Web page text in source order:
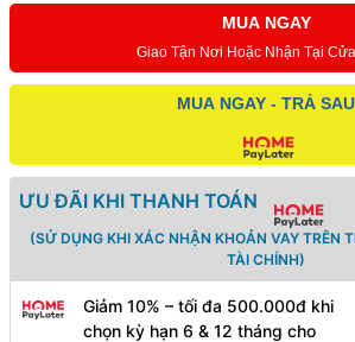
lượng
MUA NGAY
Giao Tận Nơi Hoặc Nhận Tại
MUA NGAY - TRẢ SAU
ƯU ĐÃI KHI THANH TOÁN
(SỬ DỤNG KHI XÁC NHẬN KHOẢN VAY TRÊN
TÀI CHÍNH)
Giảm 10% – tối đa 500.000đ khi
chọn kỳ hạn 6 & 12 tháng cho